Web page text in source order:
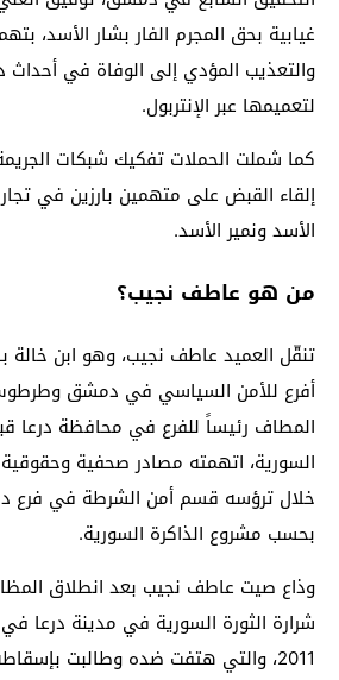
غيابية بحق المجرم الفار بشار الأسد،
لتعميمها عبر الإنتربول.
كما شملت الحملات تفكيك شبكات
إلقاء القبض على متهمين بارزين في
الأسد ونمير الأسد.
من هو عاطف نجيب؟
تنقّل العميد عاطف نجيب، وهو ابن خالة
أفرع للأمن السياسي في دمشق
المطاف رئيساً للفرع في محافظة درعا
السورية، اتهمته مصادر صحفية
خلال ترؤسه قسم أمن الشرطة في فرع
بحسب مشروع الذاكرة السورية.
وذاع صيت عاطف نجيب بعد انطلاق
2011، والتي هتفت ضده وطالبت